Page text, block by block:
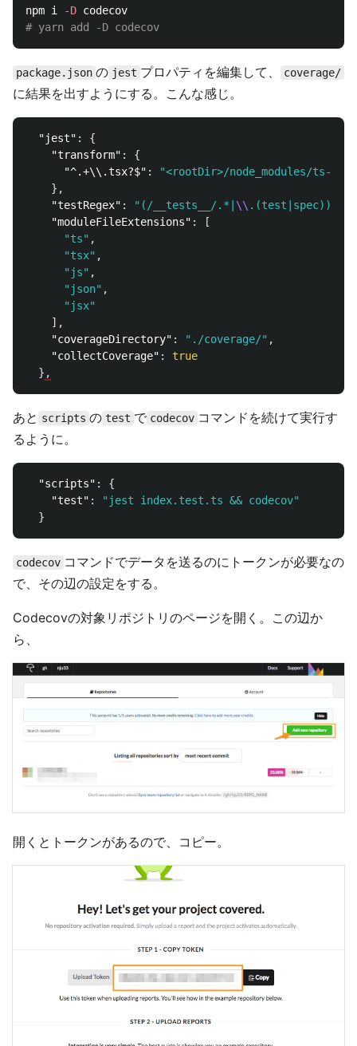
npm i -D
# yarn add -D codecov
package.json の jest プロパティを編集して、 coverage/
に結果を出すようにする。こんな感じ。
"jest" :
{
"transform" :
{
"^.+\\.tsx?$" :
"<rootDir>/node_modules/ts-
},
"testRegex" : "(/__tests__/.*| \\ .(test|spec))
"moduleFileExtensions" :
[
"ts" ,
"tsx" ,
"js" ,
"json" ,
"jsx"
],
"coverageDirectory" : "./coverage/" ,
"collectCoverage" :
true
} ,
あと scripts の test で codecov コマンドを続けて実行す
るように。
"scripts" :
{
"test" :
"jest index.test.ts && codecov"
}
codecov コマンドでデータを送るのにトークンが必要なの
で、その辺の設定をする。
Codecovの対象リポジトリのページを開く。この辺か
ら、
開くとトークンがあるので、コピー。